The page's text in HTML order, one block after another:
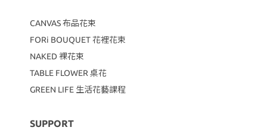
CANVAS布品花束
FORi BOUQUET 花裡花束
NAKED 裸花束
TABLE FLOWER 桌花
GREEN LIFE 生活花藝課程
SUPPORT